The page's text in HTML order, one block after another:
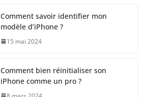
Comment savoir identifier mon
modèle d’iPhone ?
15 mai 2024
Comment bien réinitialiser son
iPhone comme un pro ?